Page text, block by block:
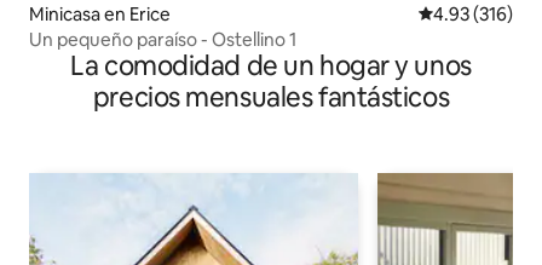
Minicasa en Erice Calificación
4.93 (316)
Un pequeño paraíso - Ostellino 1
La comodidad de un hogar y unos
precios mensuales fantásticos